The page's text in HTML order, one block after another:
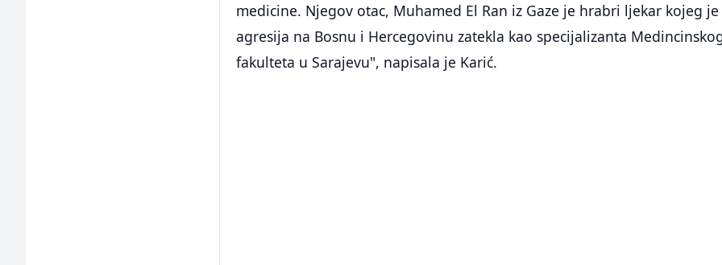
medicine. Njegov otac, Muhamed El Ran iz Gaze je hrabri ljekar kojeg je
agresija na Bosnu i Hercegovinu zatekla kao specijalizanta
fakulteta u Sarajevu", napisala je Karić.